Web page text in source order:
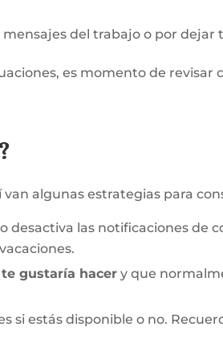
del trabajo o por dejar
es momento de revisar
algunas estrategias para
o desactiva las notificaciones de
gustaría hacery que
si estás disponible o no.